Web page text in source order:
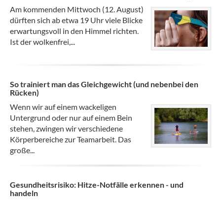
Am kommenden Mittwoch (12. August)
dürften sich ab etwa 19 Uhr viele Blicke
erwartungsvoll in den Himmel richten.
Ist der wolkenfrei,...
So trainiert man das Gleichgewicht (und nebenbei den
Rücken)
Wenn wir auf einem wackeligen
Untergrund oder nur auf einem Bein
stehen, zwingen wir verschiedene
Körperbereiche zur Teamarbeit. Das
große...
Gesundheitsrisiko: Hitze-Notfälle erkennen - und
handeln